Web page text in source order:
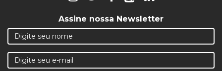
Assine nossa Newsletter